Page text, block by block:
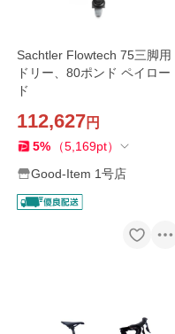
Sachtler Flowtech 75三脚用
ドリー、80ポンド ペイロー
ド
112,627円
5% （5,169pt）
Good-Item 1号店